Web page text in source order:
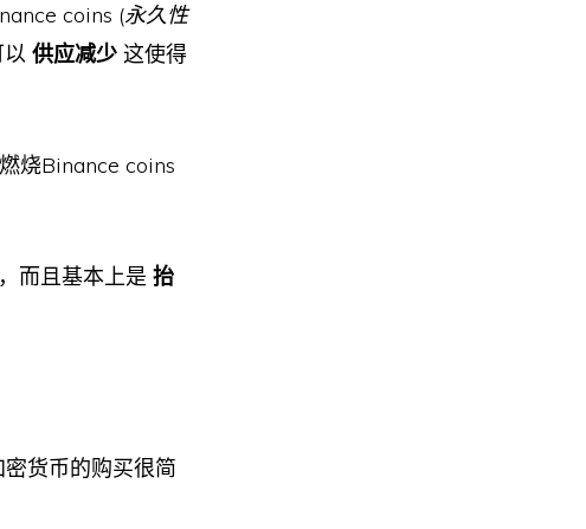
coins (永久性
供应减少 这使得
烧Binance coins
而且基本上是 抬
货币的购买很简